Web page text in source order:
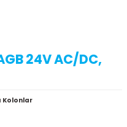
24V AC/DC,
Kolonlar